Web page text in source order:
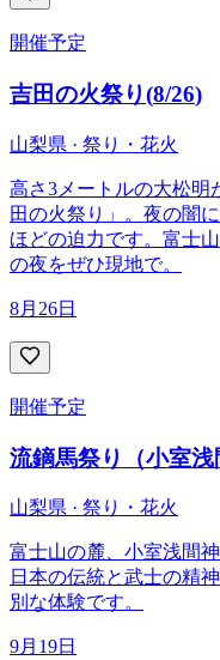
開催予定
吉田の火祭り(8/26)
山梨県 · 祭り・花火
高さ3メートルの大松明
田の火祭り」。夜の闇
ほどの迫力です。富士
の夜をぜひ現地で。
8月26日
開催予定
流鏑馬祭り（小室浅
山梨県 · 祭り・花火
富士山の麓、小室浅間
日本の伝統と武士の精
別な体験です。
9月19日